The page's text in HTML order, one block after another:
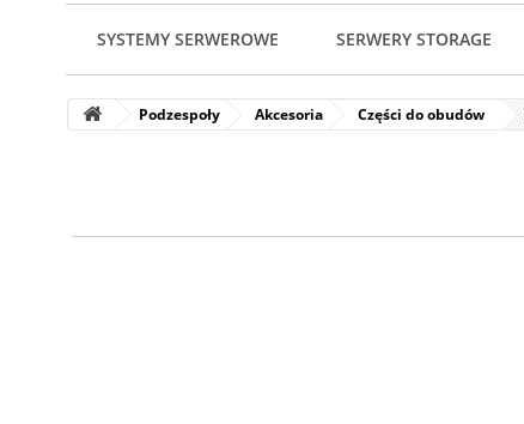
SYSTEMY SERWEROWE SERWERY STORAGE
Podzespoły Akcesoria Części do obudów